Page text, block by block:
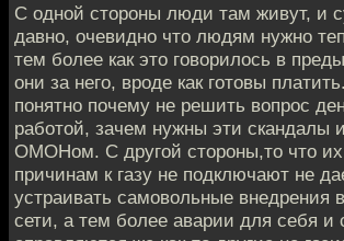
С одной стороны люди там живут, и
давно, очевидно что людям нужно
тем более как это говорилось в
они за него, вроде как готовы
понятно почему не решить вопрос
работой, зачем нужны эти скандалы
ОМОНом. С другой стороны,то что их
причинам к газу не подключают не
устраивать самовольные внедрения
сети, а тем более аварии для себя и